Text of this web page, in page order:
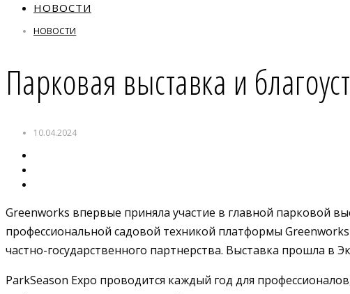
НОВОСТИ
НОВОСТИ
Парковая выставка и
10.04.2024
Greenworks впервые приняла участие в главной парковой
профессиональной садовой техникой платформы
частно-государственного партнерства. Выставка прошла в
ParkSeason Expo проводится каждый год для